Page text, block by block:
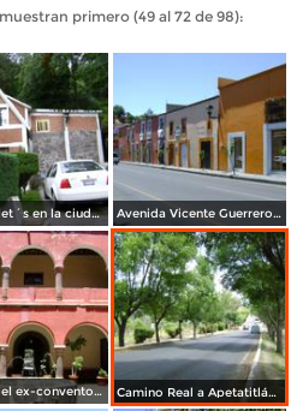
primero (49 al 72 de 98):
Villas Chalet´s en la ciudad de Tlaxcala. Julio/2012 Avenida Vicente Guerrero. Centro Histórico. Abril/2012
Claustro del ex-convento de la Asunción (Siglo XVI). Abril/2012 Camino Real a Apetatitlán. Ixtulco. Marzo/2012